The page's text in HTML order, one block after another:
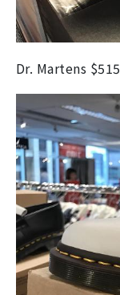
Dr. Martens $515